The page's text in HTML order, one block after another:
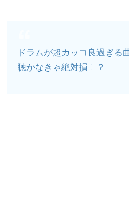
ドラムが超カッコ良過ぎる
聴かなきゃ絶対損！？